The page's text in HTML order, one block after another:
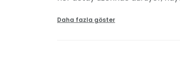
uzak tutmak için her yönüyle
Daha fazla göster